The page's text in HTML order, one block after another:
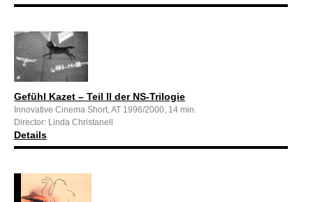
Gefühl Kazet – Teil II der NS-Trilogie
Innovative Cinema Short, AT 1996/2000, 14 min.
Director: Linda Christanell
Details